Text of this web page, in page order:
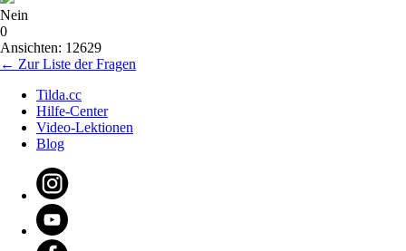
Nein
0
Ansichten: 12629
← Zur Liste der Fragen
Tilda.cc
Hilfe-Center
Video-Lektionen
Blog